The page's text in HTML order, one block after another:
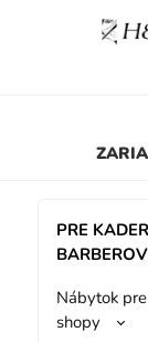
PRE
BARBEROV
Nábytok
shopy